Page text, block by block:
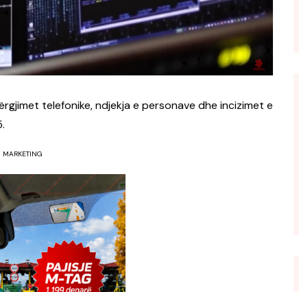
RELAKS
RETRO JAVORE
telefonike, ndjekja e personave dhe incizimet e
MARKETING